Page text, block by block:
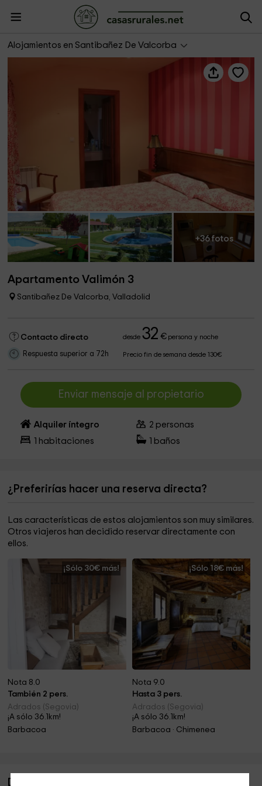
Alojamientos en Santibañez De Valcorba
Apartamento Valimón 3
+36 fotos
Apartamento Valimón 3
Santibañez De Valcorba, Valladolid
Contacto directo desde32 €persona y noche
Respuesta superior a 72h Precio fin de semana desde 130€
Enviar mensaje al propietario
Alquiler íntegro 2 personas
habitaciones baños
¿Preferirías hacer una reserva directa?
Las características de estos alojamientos son muy similares.
Otros viajeros han decidido reservar directamente con
ellos.
¡Sólo 30€ más!
Nota 8.0
También 2 pers.
Adrados (Segovia)
¡A sólo 36.1km!
Barbacoa
¡Sólo 18€ más!
Nota 9.0
Hasta 3 pers.
Adrados (Segovia)
¡A sólo 36.1km!
Barbacoa · Chimenea
Descripción de Apartamento Valimón 3